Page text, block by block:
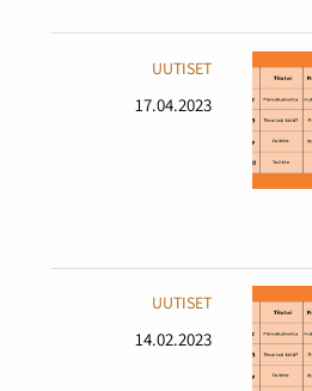
UUTISET
17.04.2023
UUTISET
14.02.2023